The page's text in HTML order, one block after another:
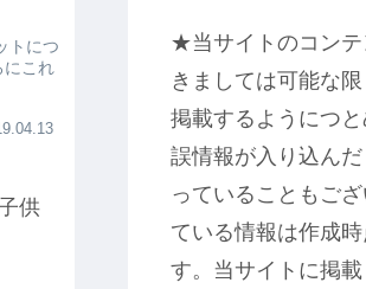
トにつ
にこれ
供
★当サイトのコンテ
きましては可能な
掲載するようにつと
誤情報が入り込ん
っていることもご
ている情報は作成
す。当サイトに掲